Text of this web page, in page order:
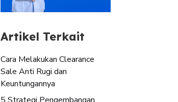
Artikel Terkait
Cara Melakukan Clearance
Sale Anti Rugi dan
Keuntungannya